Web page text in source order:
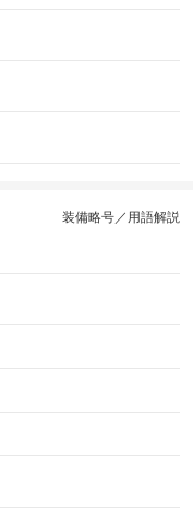
装備略号／用語解説